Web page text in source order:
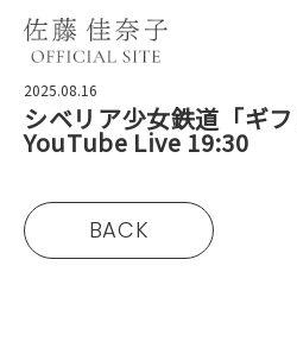
2025.08.16
シベリア少女鉄道「ギフ
YouTube Live 19:30
BACK